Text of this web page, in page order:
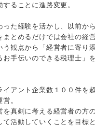
することに進路変更。
った経験を活かし、以前か
まとめるだけでは会社の経
う観点から「経営者に寄り
お手伝いのできる税理士」
イアント企業数１００件を
。
を真剣に考える経営者の方
て活動していくことを目標